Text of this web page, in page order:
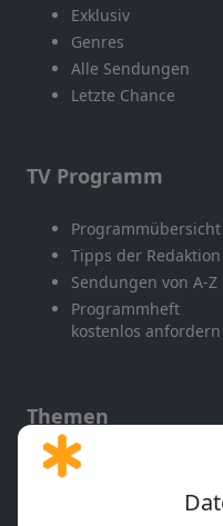
Exklusiv
Genres
Alle Sendungen
Letzte Chance
TV Programm
Programmübersicht
Tipps der Redaktion
Sendungen von A-Z
Programmheft
kostenlos anfordern
Themen
Gott und Bibel erklärt